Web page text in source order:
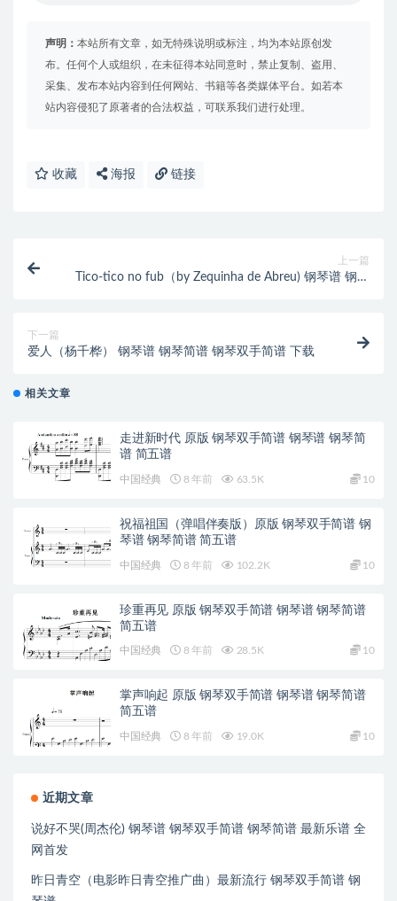
声明： 本站所有文章，如无特殊说明或标注，均为本站原创发
布。任何个人或组织，在未征得本站同意时，禁止复制、盗用、
采集、发布本站内容到任何网站、书籍等各类媒体平台。如若本
站内容侵犯了原著者的合法权益，可联系我们进行处理。
收藏 海报 链接
上一篇
Tico-tico no fub（by Zequinha de Abreu) 钢琴谱 钢琴
下一篇
爱人（杨千桦） 钢琴谱 钢琴简谱 钢琴双手简谱 下载
相关文章
走进新时代 原版 钢琴双手简谱 钢琴谱 钢琴简
谱 简五谱
中国经典 8 年前 63.5K 10
祝福祖国（弹唱伴奏版）原版 钢琴双手简谱 钢
琴谱 钢琴简谱 简五谱
中国经典 8 年前 102.2K 10
珍重再见 原版 钢琴双手简谱 钢琴谱 钢琴简谱
简五谱
中国经典 8 年前 28.5K 10
掌声响起 原版 钢琴双手简谱 钢琴谱 钢琴简谱
简五谱
中国经典 8 年前 19.0K 10
近期文章
说好不哭(周杰伦) 钢琴谱 钢琴双手简谱 钢琴简谱 最新乐谱 全
网首发
昨日青空（电影昨日青空推广曲）最新流行 钢琴双手简谱 钢